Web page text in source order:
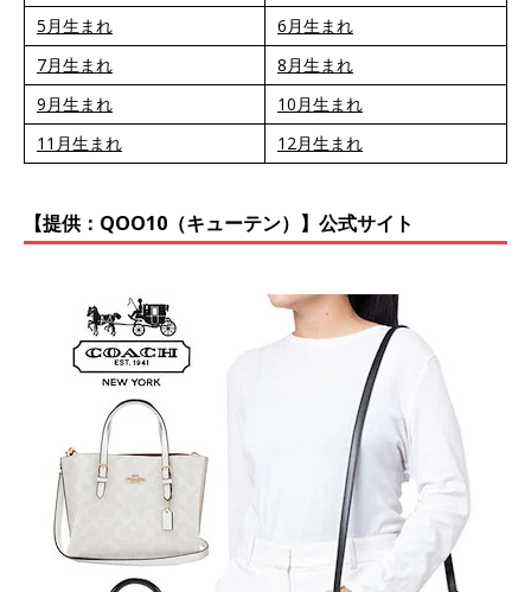
5月生まれ
6月生まれ
7月生まれ
8月生まれ
9月生まれ
10月生まれ
11月生まれ
12月生まれ
【提供：QOO10（キューテン）】公式サイト